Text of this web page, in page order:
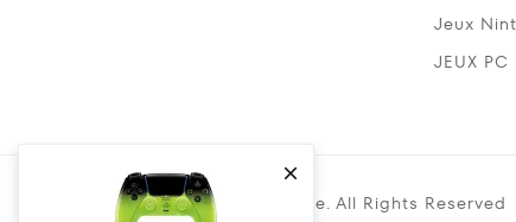

Jeux
JEUX PC
Copyright @ 2019 Gamezone. All Rights Reserved